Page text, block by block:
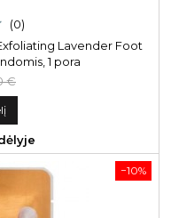
(0)
Lavender Foot
1 pora
€
−10%